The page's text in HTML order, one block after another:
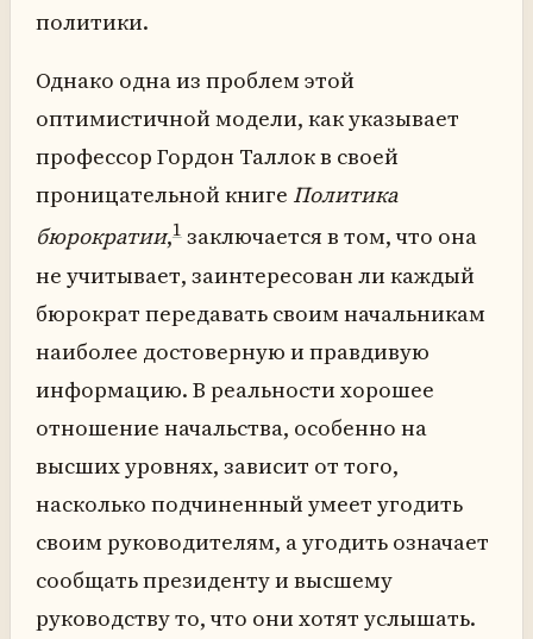
политики.
Однако одна из проблем этой
оптимистичной модели, как указывает
профессор Гордон Таллок в своей
проницательной книге Политика
бюрократии,1заключается в том, что она
не учитывает, заинтересован ли каждый
бюрократ передавать своим начальникам
наиболее достоверную и правдивую
информацию. В реальности хорошее
отношение начальства, особенно на
высших уровнях, зависит от того,
насколько подчиненный умеет угодить
своим руководителям, а угодить означает
сообщать президенту и высшему
руководству то, что они хотят услышать.